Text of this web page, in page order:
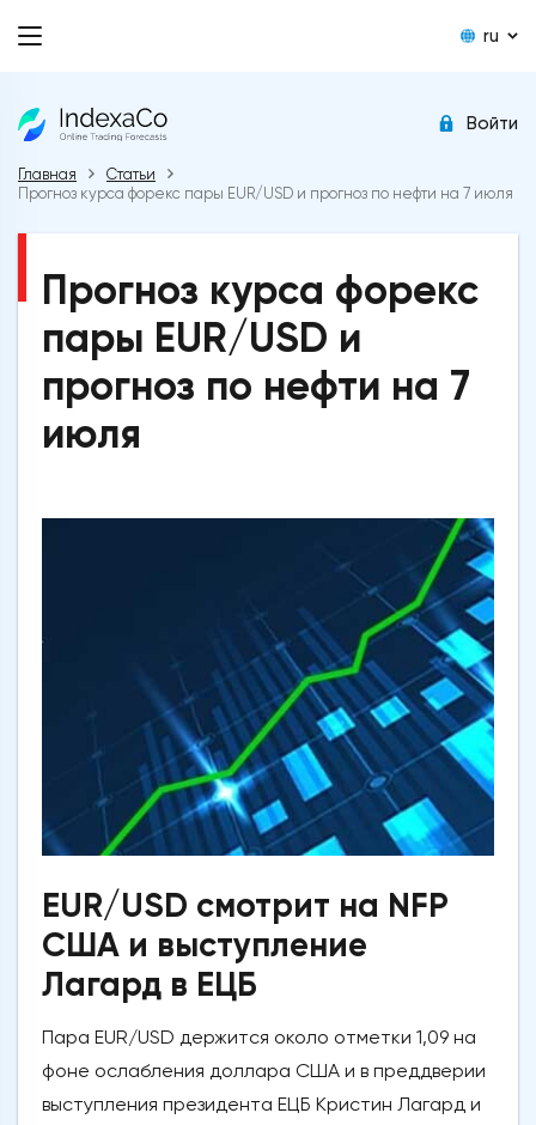
ru
Войти
Главная
Статьи
Прогноз курса форекс пары EUR/USD и прогноз по нефти на 7 июля
Прогноз курса форекс
пары EUR/USD и
прогноз по нефти на 7
июля
EUR/USD смотрит на NFP
США и выступление
Лагард в ЕЦБ
Пара EUR/USD держится около отметки 1,09 на
фоне ослабления доллара США и в преддверии
выступления президента ЕЦБ Кристин Лагард и